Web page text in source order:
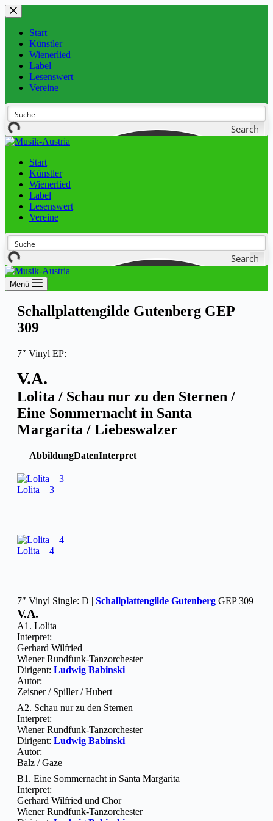
Start
Künstler
Wienerlied
Label
Lesenswert
Vereine
Search
Start
Künstler
Wienerlied
Label
Lesenswert
Vereine
Search
Menü
Schallplattengilde Gutenberg GEP
309
7″ Vinyl EP:
V.A.
Lolita / Schau nur zu den Sternen /
Eine Sommernacht in Santa
Margarita / Liebeswalzer
AbbildungDatenInterpret
Lolita – 3
Lolita – 4
7″ Vinyl Single: D | Schallplattengilde Gutenberg GEP 309
V.A.
A1. Lolita
Interpret:
Gerhard Wilfried
Wiener Rundfunk-Tanzorchester
Dirigent: Ludwig Babinski
Autor:
Zeisner / Spiller / Hubert
A2. Schau nur zu den Sternen
Interpret:
Wiener Rundfunk-Tanzorchester
Dirigent: Ludwig Babinski
Autor:
Balz / Gaze
B1. Eine Sommernacht in Santa Margarita
Interpret:
Gerhard Wilfried und Chor
Wiener Rundfunk-Tanzorchester